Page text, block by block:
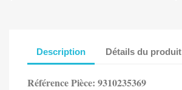
Description Détails du produit
Référence Pièce: 9310235369